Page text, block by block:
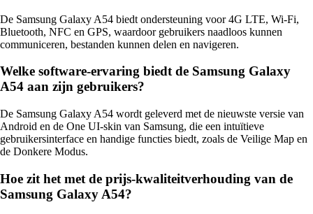
De Samsung Galaxy A54 biedt ondersteuning voor 4G LTE, Wi-Fi,
Bluetooth, NFC en GPS, waardoor gebruikers naadloos kunnen
communiceren, bestanden kunnen delen en navigeren.
Welke software-ervaring biedt de Samsung Galaxy
A54 aan zijn gebruikers?
De Samsung Galaxy A54 wordt geleverd met de nieuwste versie van
Android en de One UI-skin van Samsung, die een intuïtieve
gebruikersinterface en handige functies biedt, zoals de Veilige Map en
de Donkere Modus.
Hoe zit het met de prijs-kwaliteitverhouding van de
Samsung Galaxy A54?